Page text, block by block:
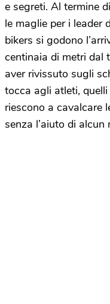
e segreti. Al termine
le maglie per i leader
bikers si godono
centinaia di metri dal
aver rivissuto sugli
tocca agli atleti,
riescono a cavalcare
senza l’aiuto di alcun